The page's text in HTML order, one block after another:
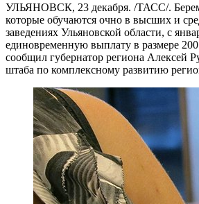
УЛЬЯНОВСК, 23 декабря. /ТАСС/.
которые обучаются очно в высших и
заведениях Ульяновской области, с
единовременную выплату в размере
сообщил губернатор региона Алексей
штаба по комплексному развитию